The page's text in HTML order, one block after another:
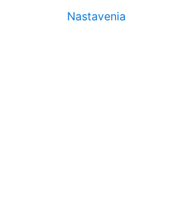
Nastavenia